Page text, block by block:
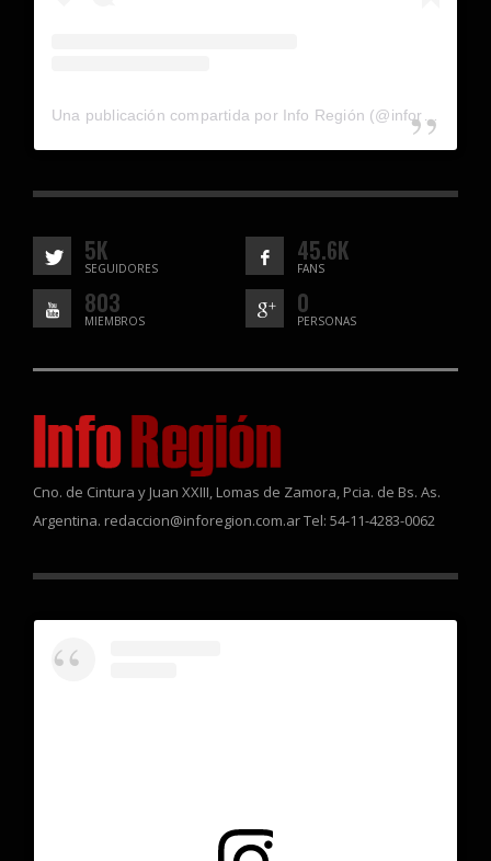
Una publicación compartida por Info Región (@inforegion_redes)
5K
SEGUIDORES
45.6K
FANS
803
MIEMBROS
0
PERSONAS
Cno. de Cintura y Juan XXIII, Lomas de Zamora, Pcia. de Bs. As.
Argentina. redaccion@inforegion.com.ar Tel: 54-11-4283-0062